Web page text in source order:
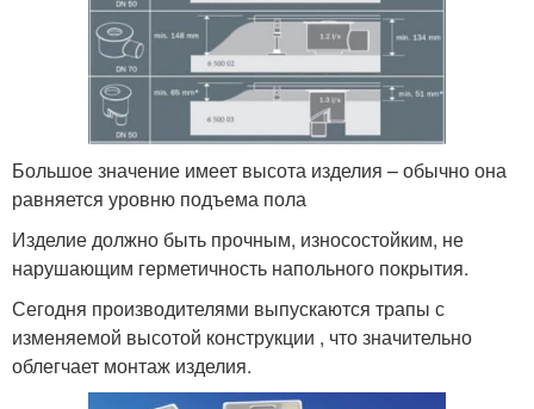
Большое значение имеет высота изделия – обычно она
равняется уровню подъема пола
Изделие должно быть прочным, износостойким, не
нарушающим герметичность напольного покрытия.
Сегодня производителями выпускаются трапы с
изменяемой высотой конструкции , что значительно
облегчает монтаж изделия.